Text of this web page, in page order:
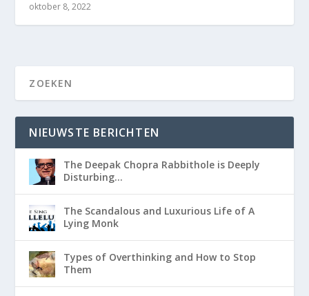
oktober 8, 2022
NIEUWSTE BERICHTEN
The Deepak Chopra Rabbithole is Deeply
Disturbing…
The Scandalous and Luxurious Life of A
Lying Monk
Types of Overthinking and How to Stop
Them